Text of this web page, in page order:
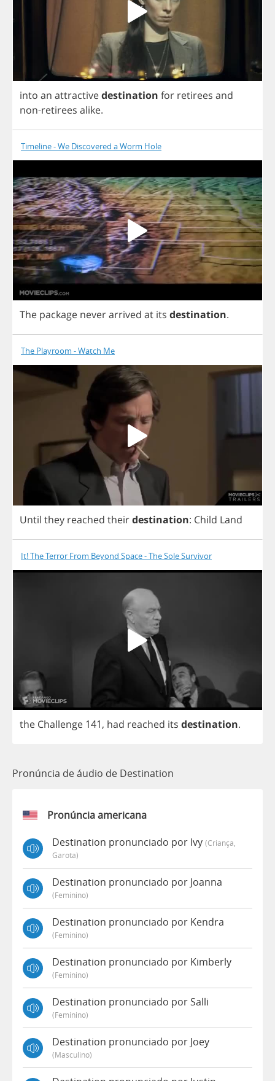
into an attractivedestination for retirees and
non-retirees alike.
Timeline - We Discovered a Worm Hole
The package neverarrived at its destination.
The Playroom - Watch Me
Until they reached theirdestination: Child Land
It! The Terror From Beyond Space - The Sole Survivor
the Challenge 141, had reached its destination.
Pronúncia de áudio de Destination
Pronúncia americana
Destination pronunciado por Ivy (criança,
Garota)
Destination pronunciado por Joanna
(feminino)
Destination pronunciado por Kendra
(feminino)
Destination pronunciado por Kimberly
(feminino)
Destination pronunciado por Salli
(feminino)
Destination pronunciado por Joey
(masculino)